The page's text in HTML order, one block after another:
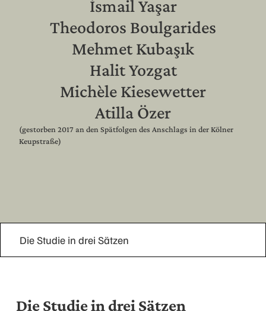
İsmail Yaşar
Theodoros Boulgarides
Mehmet Kubaşık
Halit Yozgat
Michèle Kiesewetter
Atilla Özer
(gestorben 2017 an den Spätfolgen des Anschlags in der Kölner
Keupstraße)
Die Studie in drei Sätzen
Die Studie in drei Sätzen